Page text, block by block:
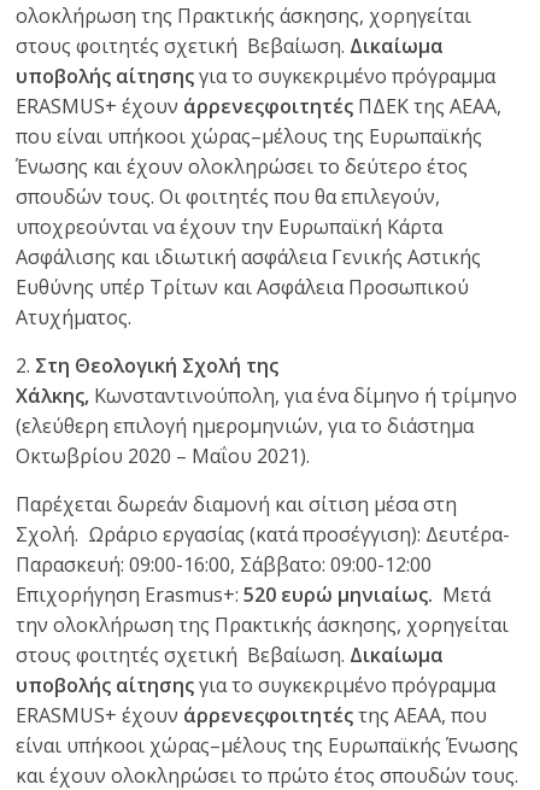
ολοκλήρωση της Πρακτικής άσκησης, χορηγείται
στους φοιτητές σχετική Βεβαίωση. Δικαίωμα
υποβολής αίτησηςγια το συγκεκριμένο πρόγραμμα
ERASMUS+ έχουν άρρενεςφοιτητές ΠΔΕΚ της ΑΕΑΑ,
που είναι υπήκοοι χώρας–μέλους της Ευρωπαϊκής
Ένωσης και έχουν ολοκληρώσει το δεύτερο έτος
σπουδών τους. Οι φοιτητές που θα επιλεγούν,
υποχρεούνται να έχουν την Ευρωπαϊκή Κάρτα
Ασφάλισης και ιδιωτική ασφάλεια Γενικής Αστικής
Ευθύνης υπέρ Τρίτων και Ασφάλεια Προσωπικού
Ατυχήματος.
2. Στη Θεολογική Σχολή της
Χάλκης, Κωνσταντινούπολη, για ένα δίμηνο ή τρίμηνο
(ελεύθερη επιλογή ημερομηνιών, για το διάστημα
Οκτωβρίου 2020 – Μαΐου 2021).
Παρέχεται δωρεάν διαμονή και σίτιση μέσα στη
Σχολή. Ωράριο εργασίας (κατά προσέγγιση): Δευτέρα-
Παρασκευή: 09:00-16:00, Σάββατο: 09:00-12:00
Επιχορήγηση Erasmus+:520 ευρώ μηνιαίως. Μετά
την ολοκλήρωση της Πρακτικής άσκησης, χορηγείται
στους φοιτητές σχετική Βεβαίωση. Δικαίωμα
υποβολής αίτησηςγια το συγκεκριμένο πρόγραμμα
ERASMUS+ έχουν άρρενεςφοιτητέςτης ΑΕΑΑ, που
είναι υπήκοοι χώρας–μέλους της Ευρωπαϊκής Ένωσης
και έχουν ολοκληρώσει το πρώτο έτος σπουδών τους.